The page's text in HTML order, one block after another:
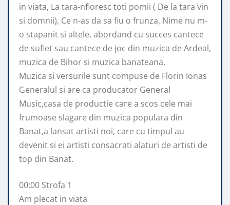
in viata, La tara-nfloresc toti pomii ( De la tara vin
si domnii), Ce n-as da sa fiu o frunza, Nime nu m-
o stapanit si altele, abordand cu succes cantece
de suflet sau cantece de joc din muzica de Ardeal,
muzica de Bihor si muzica banateana.
Muzica si versurile sunt compuse de Florin Ionas
Generalul si are ca producator General
Music,casa de productie care a scos cele mai
frumoase slagare din muzica populara din
Banat,a lansat artisti noi, care cu timpul au
devenit si ei artisti consacrati alaturi de artisti de
top din Banat.
00:00 Strofa 1
Am plecat in viata